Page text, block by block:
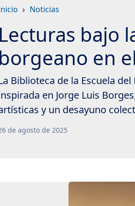
Noticias
Lecturas bajo
borgeano en
Biblioteca de la Escuela
en Jorge Luis
y un desayuno
de agosto de 2025